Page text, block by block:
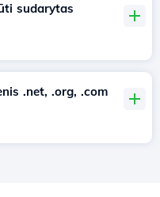
sudarytas
.net, .org, .com